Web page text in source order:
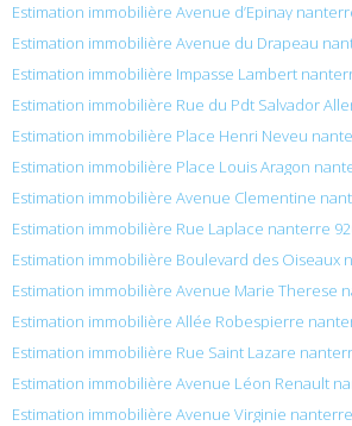
Estimation immobilière Avenue d’Epinay
Estimation immobilière Avenue du Drapeau
Estimation immobilière Impasse Lambert
Estimation immobilière Rue du Pdt Salvador
Estimation immobilière Place Henri Neveu
Estimation immobilière Place Louis Aragon
Estimation immobilière Avenue Clementine
Estimation immobilière Rue Laplace nanterre
Estimation immobilière Boulevard des Oiseaux
Estimation immobilière Avenue Marie Therese
Estimation immobilière Allée Robespierre
Estimation immobilière Rue Saint Lazare
Estimation immobilière Avenue Léon Renault
Estimation immobilière Avenue Virginie